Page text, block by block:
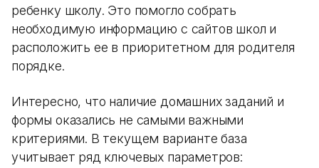
ребенку школу. Это помогло собрать
необходимую информацию с сайтов школ и
расположить ее в приоритетном для родителя
порядке.
Интересно, что наличие домашних заданий и
формы оказались не самыми важными
критериями. В текущем варианте база
учитывает ряд ключевых параметров: